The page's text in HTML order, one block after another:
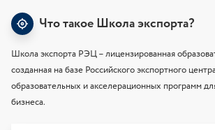
Что такое Школа экспорта?
Школа экспорта РЭЦ – лицензированная
созданная на базе Российского экспортного
образовательных и акселерационных программ
бизнеса.